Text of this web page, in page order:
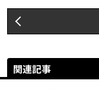
関連記事